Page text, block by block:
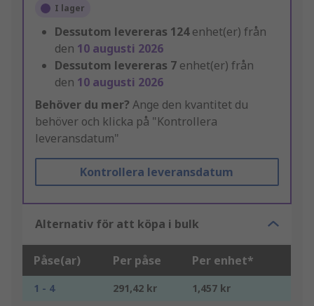
I lager
Dessutom levereras 124enhet(er) från
den 10 augusti 2026
Dessutom levereras 7 enhet(er) från
den 10 augusti 2026
Behöver du mer? Ange den kvantitet du
behöver och klicka på "Kontrollera
leveransdatum"
Kontrollera leveransdatum
Alternativ för att köpa i bulk
Påse(ar) Per påse Per enhet*
1 - 4 291,42 kr
1,457 kr